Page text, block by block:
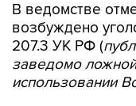
В ведомстве
возбуждено
207.3 УК РФ (
заведомо
использовании